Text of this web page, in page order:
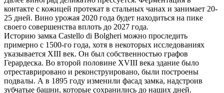
контакте с кожицей протекат в стальных чанах и занимает 20-
25 дней. Вино урожая 2020 года будет находиться на пике
своего совершенства вплоть до 2027 года.
Историю замка Castello di Bolgheri можно проследить
примерно с 1500-го года, хотя в некоторых исследованиях
указывается XIII век. Он был собственностью графов
Герардеска. Во второй половине XVIII века здание было
отреставрировано и реконструировано, были построены
подвалы. А в 1895 году изменили фасад замка, надстроив
зубчатые башни, которые сохранились до наших дней.